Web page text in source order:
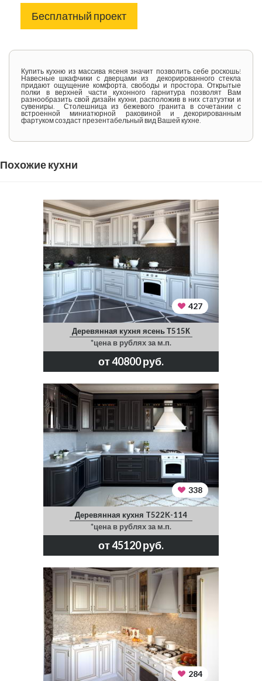
Бесплатный проект
Купить кухню из массива ясеня значит позволить себе роскошь!
Навесные шкафчики с дверцами из декорированного стекла
придают ощущение комфорта, свободы и простора. Открытые
полки в верхней части кухонного гарнитура позволят Вам
разнообразить свой дизайн кухни, расположив в них статуэтки и
сувениры. Столешница из бежевого гранита в сочетании с
встроенной миниатюрной раковиной и декорированным
фартуком создаст презентабельный вид Вашей кухне.
Похожие кухни
427
Деревянная кухня ясень Т515К
*цена в рублях за м.п.
от 40800 руб.
338
Деревянная кухня T522K-114
*цена в рублях за м.п.
от 45120 руб.
284